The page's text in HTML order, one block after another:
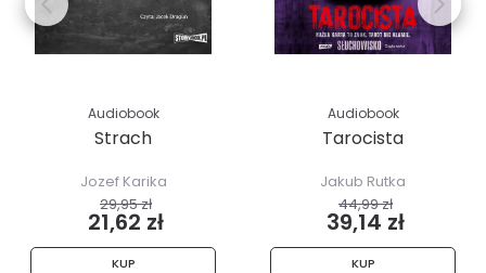
Audiobook
Strach
Jozef Karika
29,95 zł
21,62 zł
KUP
Audiobook
Tarocista
Jakub Rutka
44,99 zł
39,14 zł
KUP